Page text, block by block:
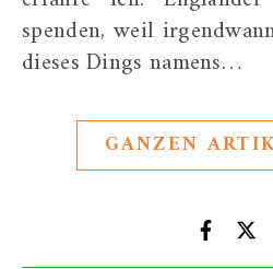
spenden, weil
dieses Dings namens…
GANZEN